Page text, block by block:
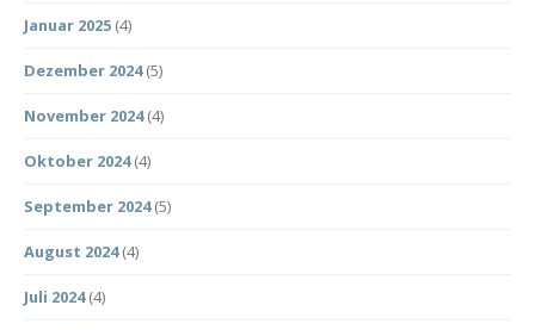
Januar 2025 (4)
Dezember 2024(5)
November 2024(4)
Oktober 2024(4)
September 2024(5)
August 2024(4)
Juli 2024(4)